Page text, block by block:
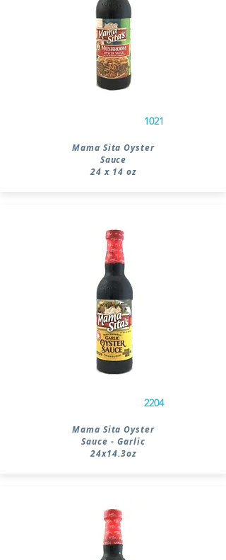
1021
Mama Sita Oyster
Sauce
24 x 14 oz
2204
Mama Sita Oyster
Sauce - Garlic
24x14.3oz